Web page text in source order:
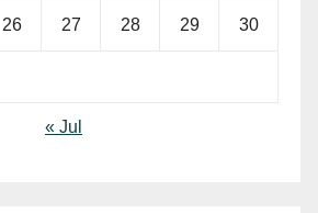
26 27 28 29 30
« Jul